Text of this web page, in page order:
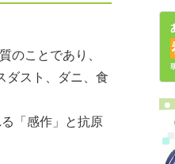
のことであり、
ダスト、ダニ、食
「感作」と抗原